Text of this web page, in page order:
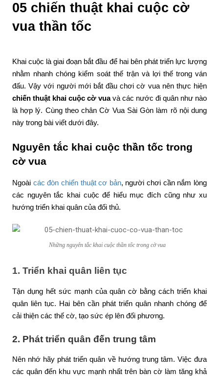
05 chiến thuật khai cuộc cờ
vua thần tốc
Khai cuộc là giai đoạn bắt đầu để hai bên phát triển lực lượng
nhằm nhanh chóng kiểm soát thế trận và lợi thế trong ván
đấu. Vậy với người mới bắt đầu chơi cờ vua nên thực hiện
chiến thuật khai cuộc cờ vuavà các nước đi quân như nào
là hợp lý. Cùng theo chân Cờ Vua Sài Gòn làm rõ nội dung
này trong bài viết dưới đây.
Nguyên tắc khai cuộc thần tốc trong
cờ vua
Ngoài các đòn chiến thuật cơ bản, người chơi cần nắm lòng
các nguyên tắc khai cuộc để hiểu mục đích cũng như xu
hướng triển khai quân của đối thủ.
Những nguyên tắc khai cuộc thần tốc trong cờ vua
1. Triển khai quân liên tục
Tận dụng hết sức mạnh của quân cờ bằng cách triển khai
quân liên tục. Hai bên cần phát triển quân nhanh chóng để
cải thiện các thế cờ, tạo sức ép lên đối phương.
2. Phát triển quân đến trung tâm
Nên nhớ hãy phát triển quân về hướng trung tâm. Việc đưa
các quân đến khu vực mạnh nhất trên bàn cờ làm tăng khả